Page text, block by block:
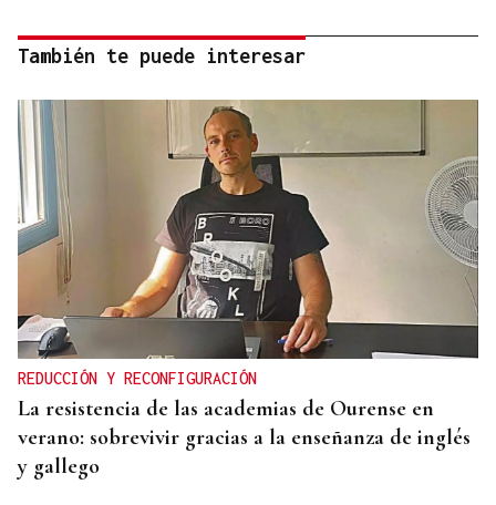
También te puede interesar
REDUCCIÓN Y RECONFIGURACIÓN
La resistencia de las academias de Ourense en
verano: sobrevivir gracias a la enseñanza de inglés
y gallego